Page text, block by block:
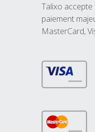
Talixo
paiement
MasterCard,